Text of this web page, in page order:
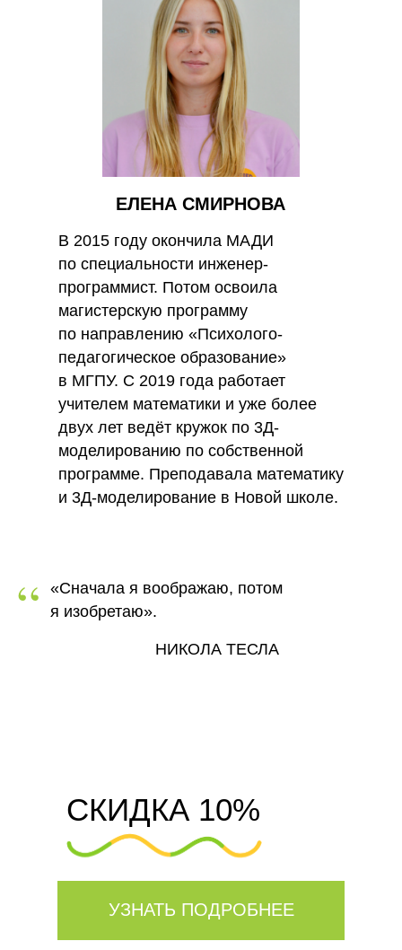
ЕЛЕНА СМИРНОВА
В 2015 году окончила МАДИ
по специальности инженер-
программист. Потом освоила
магистерскую программу
по направлению «Психолого-
педагогическое образование»
в МГПУ. С 2019 года работает
учителем математики и уже более
двух лет ведёт кружок по 3Д-
моделированию по собственной
программе. Преподавала математику
и 3Д-моделирование в Новой школе.
“
«Сначала я воображаю, потом
я изобретаю».
НИКОЛА ТЕСЛА
СКИДКА 10%
УЗНАТЬ ПОДРОБНЕЕ